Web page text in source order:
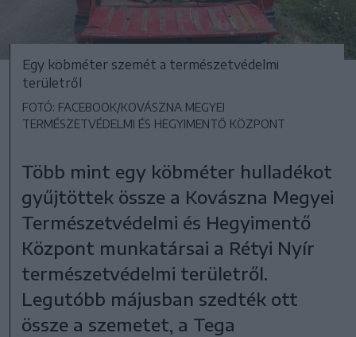
Egy köbméter szemét a természetvédelmi
területről
FOTÓ: FACEBOOK/KOVÁSZNA MEGYEI
TERMÉSZETVÉDELMI ÉS HEGYIMENTŐ KÖZPONT
Több mint egy köbméter hulladékot
gyűjtöttek össze a Kovászna Megyei
Természetvédelmi és Hegyimentő
Központ munkatársai a Rétyi Nyír
természetvédelmi területről.
Legutóbb májusban szedték ott
össze a szemetet, a Tega